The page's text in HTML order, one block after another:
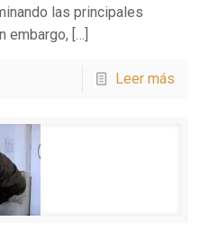
las principales
embargo, […]
Leer más